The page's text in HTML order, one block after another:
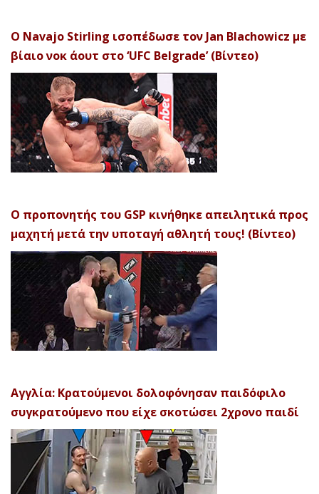
Ο Navajo Stirling ισοπέδωσε τον Jan Blachowicz με
βίαιο νοκ άουτ στο ‘UFC Belgrade’ (Βίντεο)
Ο προπονητής του GSP κινήθηκε απειλητικά προς
μαχητή μετά την υποταγή αθλητή τους! (Βίντεο)
Αγγλία: Κρατούμενοι δολοφόνησαν παιδόφιλο
συγκρατούμενο που είχε σκοτώσει 2χρονο παιδί